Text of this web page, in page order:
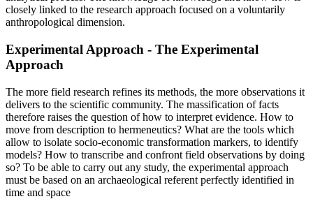
closely linked to the research approach focused on a voluntarily
anthropological dimension.
Experimental Approach - The Experimental
Approach
The more field research refines its methods, the more observations it
delivers to the scientific community. The massification of facts
therefore raises the question of how to interpret evidence. How to
move from description to hermeneutics? What are the tools which
allow to isolate socio-economic transformation markers, to identify
models? How to transcribe and confront field observations by doing
so? To be able to carry out any study, the experimental approach
must be based on an archaeological referent perfectly identified in
time and space